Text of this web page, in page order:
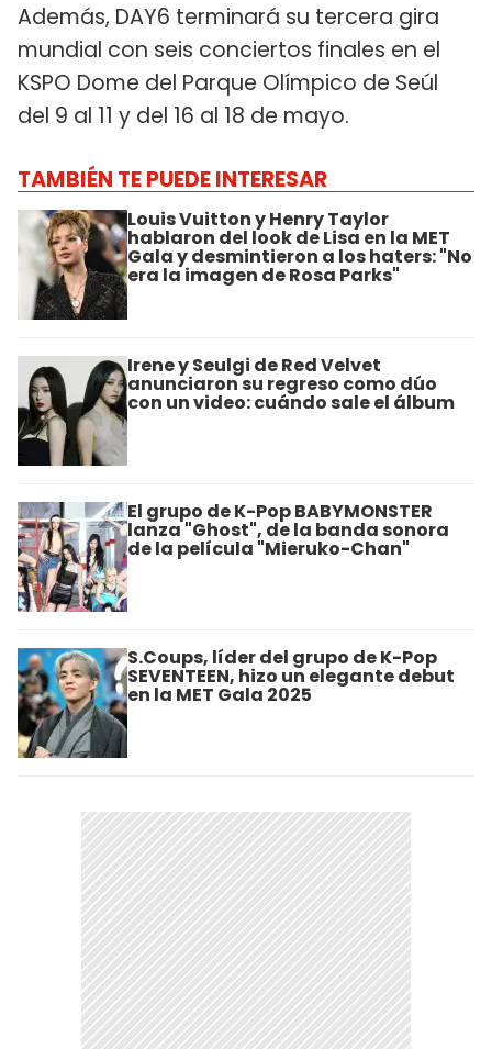
Además, DAY6 terminará su tercera gira
mundial con seis conciertos finales en el
KSPO Dome del Parque Olímpico de Seúl
del 9 al 11 y del 16 al 18 de mayo.
TAMBIÉN TE PUEDE INTERESAR
Louis Vuitton y Henry Taylor
hablaron del look de Lisa en la MET
Gala y desmintieron a los haters: "No
era la imagen de Rosa Parks"
Irene y Seulgi de Red Velvet
anunciaron su regreso como dúo
con un video: cuándo sale el álbum
El grupo de K-Pop BABYMONSTER
lanza "Ghost", de la banda sonora
de la película "Mieruko-Chan"
S.Coups, líder del grupo de K-Pop
SEVENTEEN, hizo un elegante debut
en la MET Gala 2025